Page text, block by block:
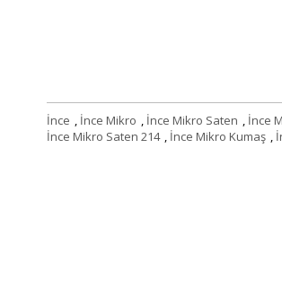
İnce , İnce Mikro , İnce Mikro Saten , İnce
İnce Mikro Saten 214 , İnce Mikro Kumaş ,